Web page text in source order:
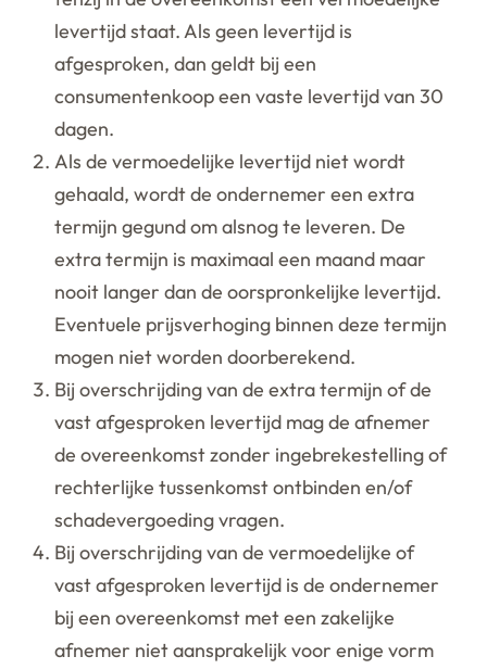
levertijd staat. Als geen levertijd is
afgesproken, dan geldt bij een
consumentenkoop een vaste levertijd van 30
dagen.
Als de vermoedelijke levertijd niet wordt
gehaald, wordt de ondernemer een extra
termijn gegund om alsnog te leveren. De
extra termijn is maximaal een maand maar
nooit langer dan de oorspronkelijke levertijd.
Eventuele prijsverhoging binnen deze termijn
mogen niet worden doorberekend.
Bij overschrijding van de extra termijn of de
vast afgesproken levertijd mag de afnemer
de overeenkomst zonder ingebrekestelling of
rechterlijke tussenkomst ontbinden en/of
schadevergoeding vragen.
Bij overschrijding van de vermoedelijke of
vast afgesproken levertijd is de ondernemer
bij een overeenkomst met een zakelijke
afnemer niet aansprakelijk voor enige vorm